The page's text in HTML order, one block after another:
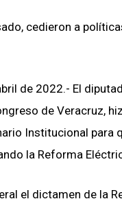
cedieron a
de 2022.- El
de Veracruz,
Institucional
la Reforma
el dictamen de la